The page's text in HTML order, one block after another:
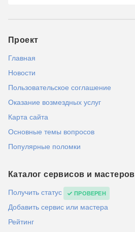
Проект
Главная
Новости
Пользовательское соглашение
Оказание возмездных услуг
Карта сайта
Основные темы вопросов
Популярные поломки
Каталог сервисов и мастеров
Получить статус ПРОВЕРЕН
Добавить сервис или мастера
Рейтинг